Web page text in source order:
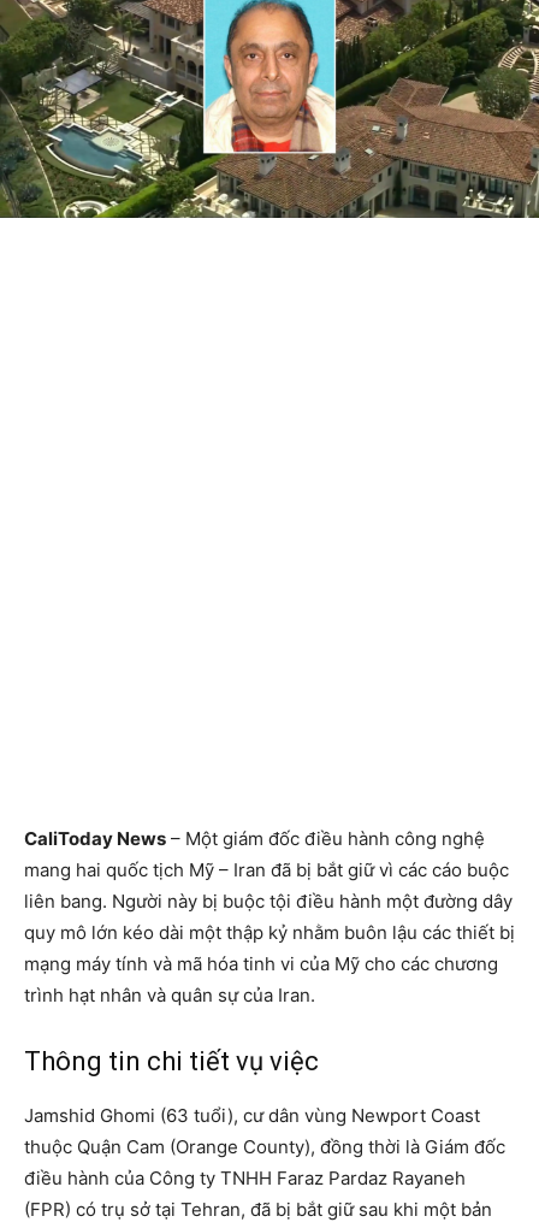
CaliToday News – Một giám đốc điều hành công nghệ
mang hai quốc tịch Mỹ – Iran đã bị bắt giữ vì các cáo buộc
liên bang. Người này bị buộc tội điều hành một đường dây
quy mô lớn kéo dài một thập kỷ nhằm buôn lậu các thiết bị
mạng máy tính và mã hóa tinh vi của Mỹ cho các chương
trình hạt nhân và quân sự của Iran.
Thông tin chi tiết vụ việc
Jamshid Ghomi (63 tuổi), cư dân vùng Newport Coast
thuộc Quận Cam (Orange County), đồng thời là Giám đốc
điều hành của Công ty TNHH Faraz Pardaz Rayaneh
(FPR) có trụ sở tại Tehran, đã bị bắt giữ sau khi một bản